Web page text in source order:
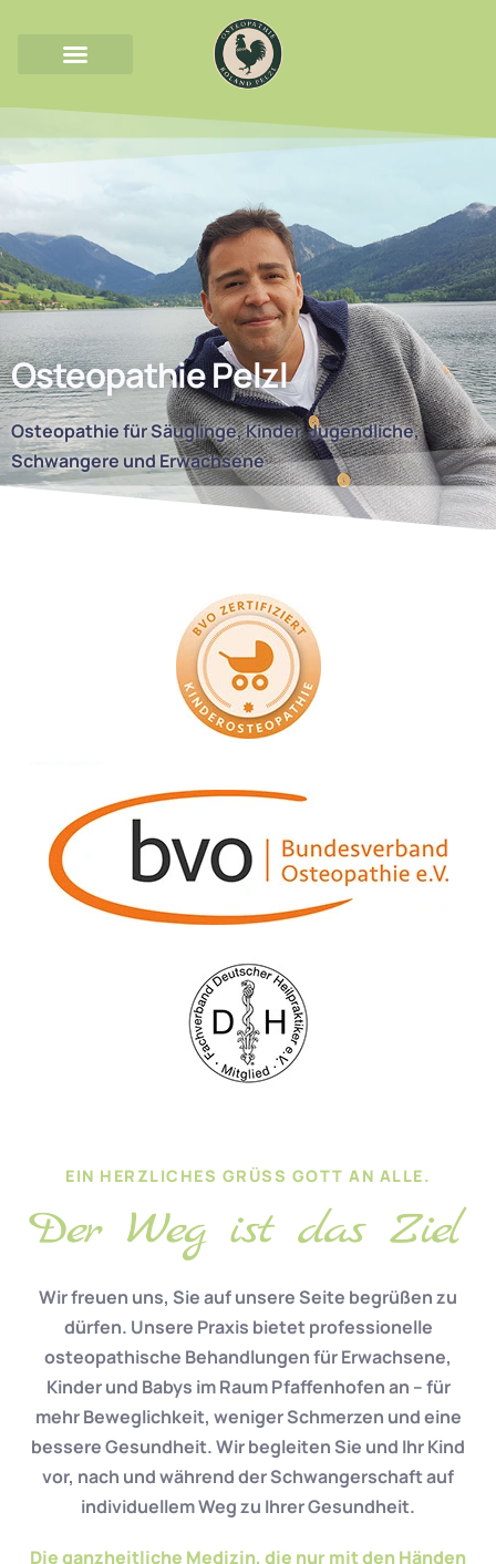
Osteopathie Pelzl
Osteopathie für Säuglinge, Kinder, Jugendliche,
Schwangere und Erwachsene
EIN HERZLICHES GRÜSS GOTT AN ALLE.
Wir freuen uns, Sie auf unsere Seite begrüßen zu
dürfen. Unsere Praxis bietet professionelle
osteopathische Behandlungen für Erwachsene,
Kinder und Babys im Raum Pfaffenhofen an – für
mehr Beweglichkeit, weniger Schmerzen und eine
bessere Gesundheit. Wir begleiten Sie und Ihr Kind
vor, nach und während der Schwangerschaft auf
individuellem Weg zu Ihrer Gesundheit.
Die ganzheitliche Medizin, die nur mit den Händen